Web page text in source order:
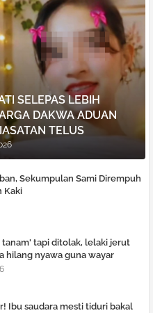
SELEPAS LEBIH
DAKWA ADUAN
TELUS
Sekumpulan Sami Dirempuh
Kaki
tapi ditolak, lelaki je͏rut
hilang nyawa guna wayar
Ibu saudara mesti tiduri bakal